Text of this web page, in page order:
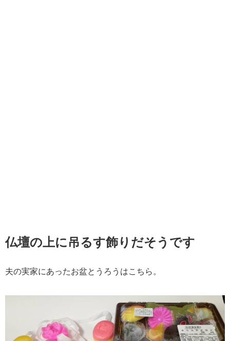
仏壇の上に吊るす飾りだそうです
夫の実家にあったお盆とうろうはこちら。